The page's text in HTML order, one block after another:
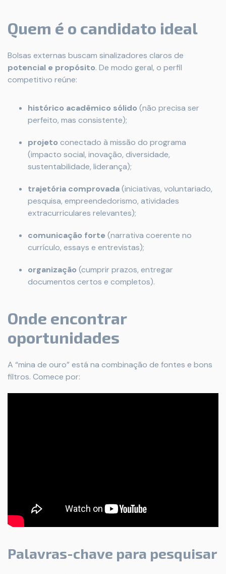
Quem é o candidato ideal
Bolsas externas buscam sinalizadores claros de
potencial e propósito. De modo geral, o perfil
competitivo reúne:
histórico acadêmico sólido (não precisa ser
perfeito, mas consistente);
projeto conectado à missão do programa
(impacto social, inovação, diversidade,
sustentabilidade, liderança);
trajetória comprovada(iniciativas, voluntariado,
pesquisa, empreendedorismo, atividades
extracurriculares relevantes);
comunicação forte (narrativa coerente no
currículo, essays e entrevistas);
organização (cumprir prazos, entregar
documentos certos e completos).
Onde encontrar
oportunidades
A “mina de ouro” está na combinação de fontes e bons
filtros. Comece por:
Palavras-chave para pesquisar